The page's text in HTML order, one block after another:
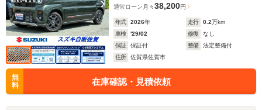
通常ローン 月々38,200円
年式 2026年 走行 0.2万km
車検
'29/02 修復
なし
保証
保証付 整備
法定整備付
住所
佐賀県佐賀市
無
料
在庫確認・見積依頼